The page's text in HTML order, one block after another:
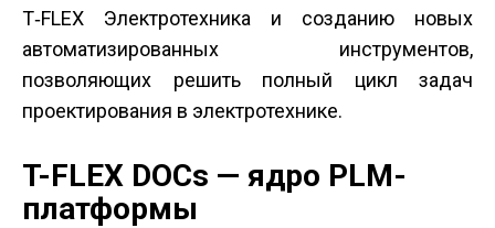
T‑FLEX Электротехника и созданию новых
автоматизированных инструментов,
позволяющих решить полный цикл задач
проектирования в электротехнике.
T-FLEX DOCs — ядро PLM-
платформы